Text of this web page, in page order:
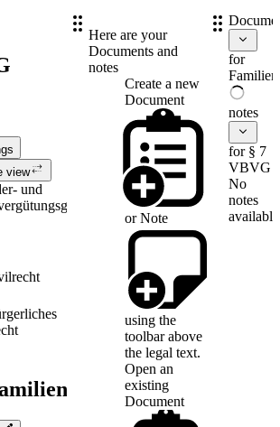
view
und
Here are your
Documents and
notes
Create a new
Document
orNote
using the
toolbar above
the legal text.
Open an
existing
Document
for
notes
for § 7
VBVG
No
notes